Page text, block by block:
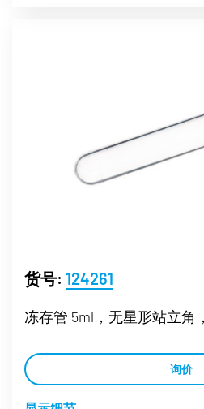
货号: 124261
冻存管 5ml，无星形站立角
询价